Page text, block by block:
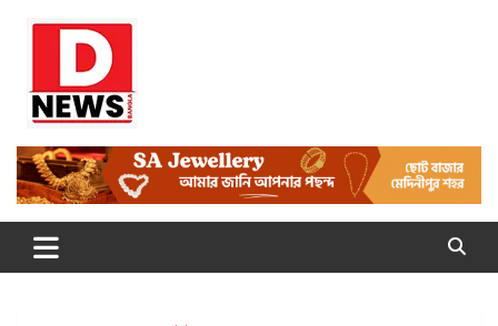
Dnews
#Medinipur24X7News